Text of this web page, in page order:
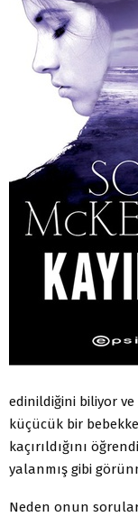
edinildiğini biliyor ve
küçücük bir
kaçırıldığını
yalanmış gibi
Neden onun